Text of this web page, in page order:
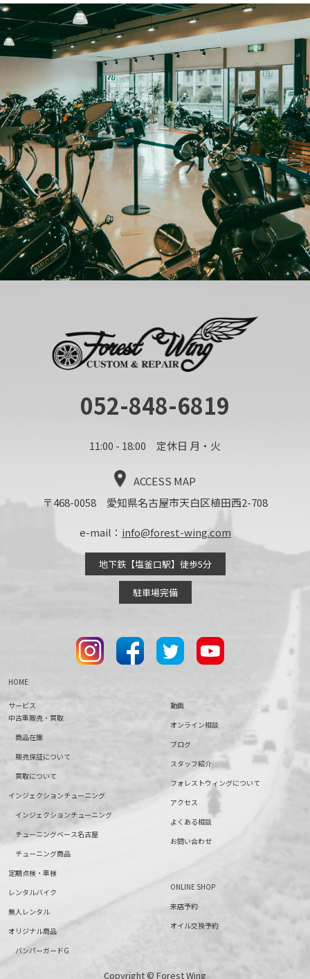
052-848-6819
11:00 - 18:00 定休日 月・火
ACCESS MAP
〒468-0058 愛知県名古屋市天白区植田西2-708
e-mail： info@forest-wing.com
地下鉄【塩釜口駅】徒歩5分
駐車場完備
HOME
サービス
中古車販売・買取
商品在庫
販売保証について
買取について
インジェクションチューニング
インジェクションチューニング
チューニングベース名古屋
チューニング商品
定期点検・車検
レンタルバイク
無人レンタル
オリジナル商品
バンパーガードG
動画
オンライン相談
ブログ
スタッフ紹介
フォレストウィングについて
アクセス
よくある相談
お問い合わせ
ONLINE SHOP
来店予約
オイル交換予約
Copyright © Forest Wing